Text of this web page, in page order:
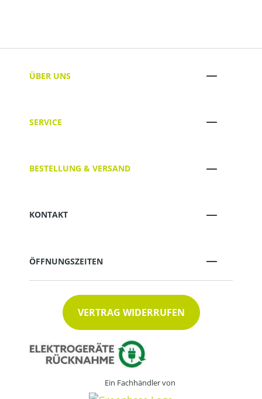
ÜBER UNS
SERVICE
BESTELLUNG & VERSAND
KONTAKT
ÖFFNUNGSZEITEN
VERTRAG WIDERRUFEN
Ein Fachhändler von